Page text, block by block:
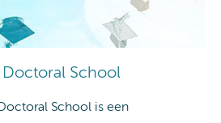
School
School is een